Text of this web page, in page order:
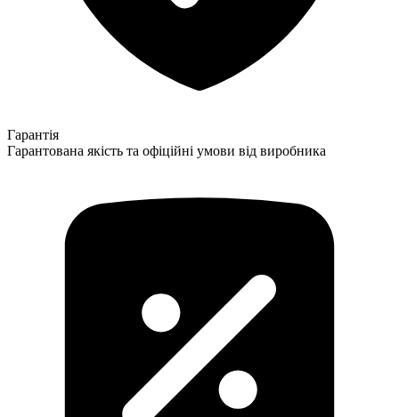
Гарантія
Гарантована якість та офіційні умови від виробника